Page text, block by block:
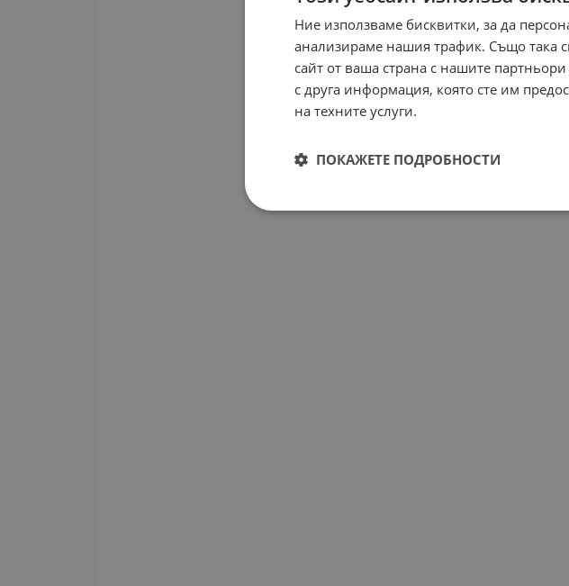
Ние използваме бисквитки, за да
анализираме нашия трафик. Също така
сайт от ваша страна с нашите
с друга информация, която сте им
на техните услуги.
ПОКАЖЕТЕ ПОДРОБНОСТИ